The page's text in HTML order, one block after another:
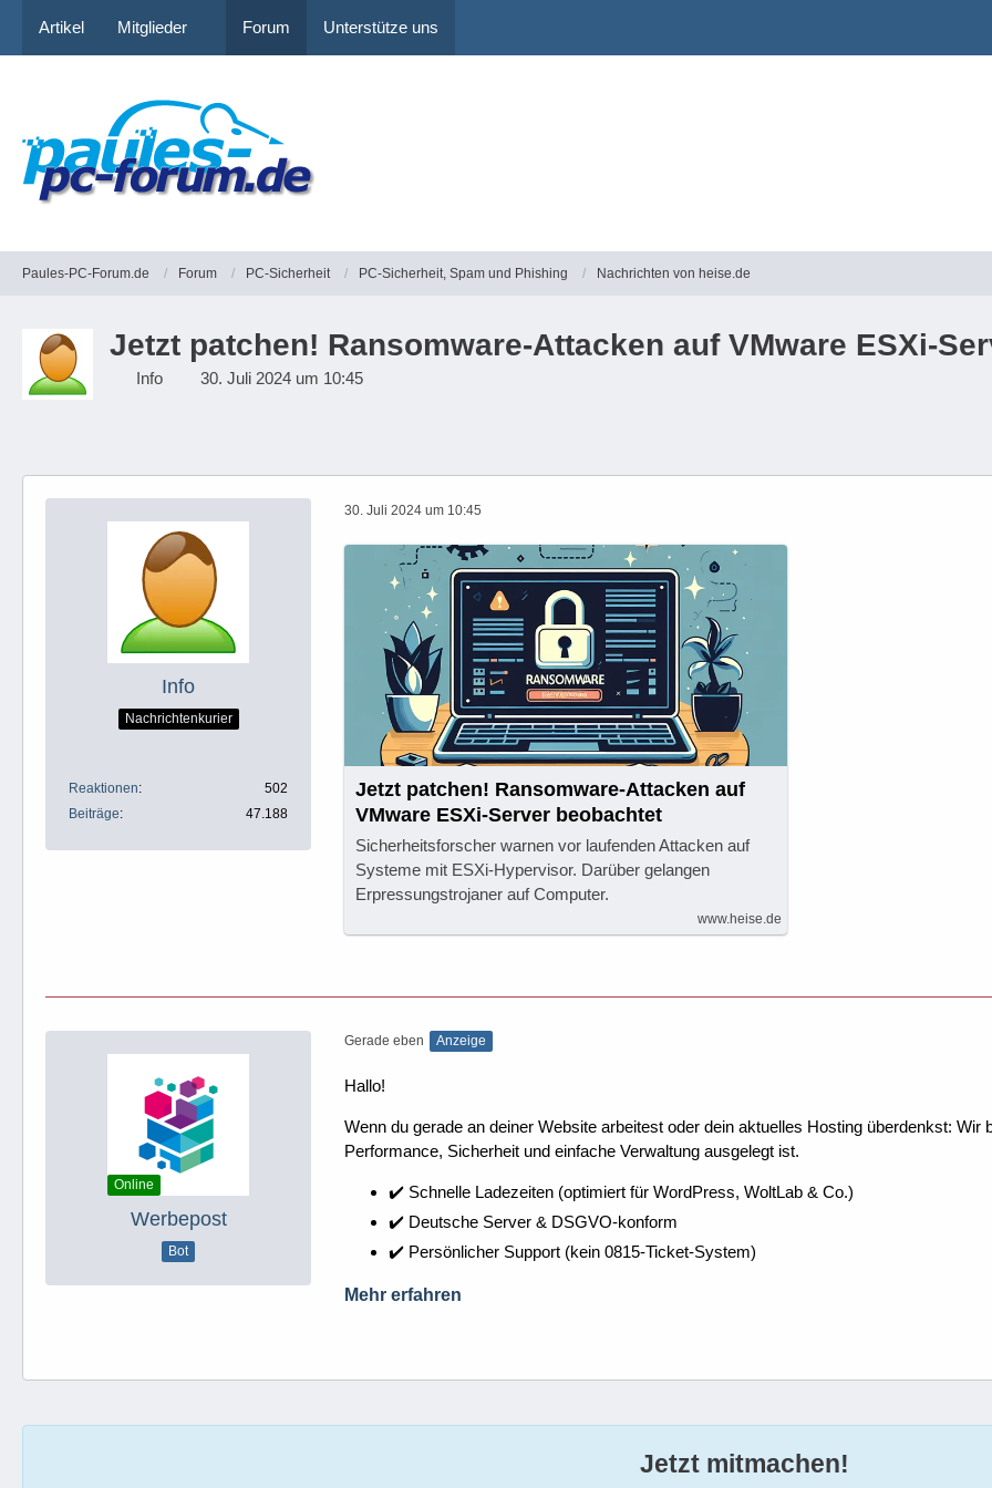
Artikel Mitglieder Forum Unterstütze uns
Paules-PC-Forum.de Forum PC-Sicherheit PC-Sicherheit, Spam und Phishing Nachrichten von heise.de
Jetzt patchen! Ransomware-Attacken auf VMware ESXi-
Info 30. Juli 2024 um 10:45
Info
Nachrichtenkurier
Reaktionen
502
Beiträge
47.188
30. Juli 2024 um 10:45
Jetzt patchen! Ransomware-Attacken auf
VMware ESXi-Server beobachtet
Sicherheitsforscher warnen vor laufenden Attacken auf
Systeme mit ESXi-Hypervisor. Darüber gelangen
Erpressungstrojaner auf Computer.
www.heise.de
Online
Werbepost
Bot
Gerade eben Anzeige
Hallo!
Wenn du gerade an deiner Website arbeitest oder dein aktuelles Hosting überdenkst:
Performance, Sicherheit und einfache Verwaltung ausgelegt ist.
✔️ Schnelle Ladezeiten (optimiert für WordPress, WoltLab & Co.)
✔️ Deutsche Server & DSGVO-konform
✔️ Persönlicher Support (kein 0815-Ticket-System)
Mehr erfahren
Jetzt mitmachen!